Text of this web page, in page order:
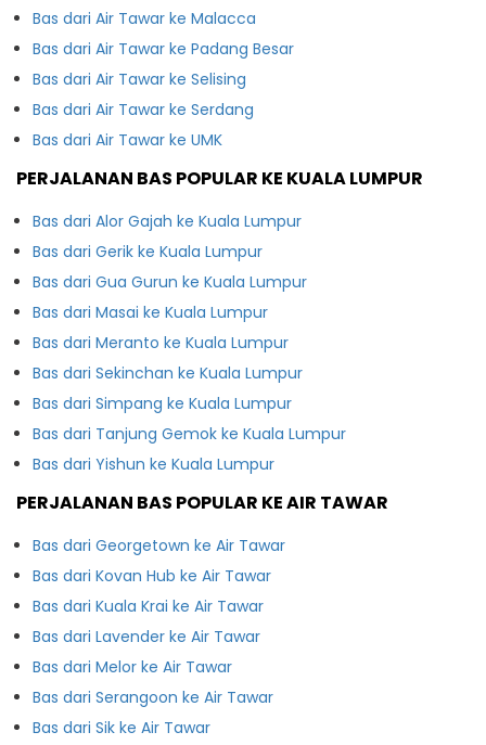
Bas dari Air Tawar ke Malacca
Bas dari Air Tawar ke Padang Besar
Bas dari Air Tawar ke Selising
Bas dari Air Tawar ke Serdang
Bas dari Air Tawar ke UMK
PERJALANAN BAS POPULAR KE KUALA LUMPUR
Bas dari Alor Gajah ke Kuala Lumpur
Bas dari Gerik ke Kuala Lumpur
Bas dari Gua Gurun ke Kuala Lumpur
Bas dari Masai ke Kuala Lumpur
Bas dari Meranto ke Kuala Lumpur
Bas dari Sekinchan ke Kuala Lumpur
Bas dari Simpang ke Kuala Lumpur
Bas dari Tanjung Gemok ke Kuala Lumpur
Bas dari Yishun ke Kuala Lumpur
PERJALANAN BAS POPULAR KE AIR TAWAR
Bas dari Georgetown ke Air Tawar
Bas dari Kovan Hub ke Air Tawar
Bas dari Kuala Krai ke Air Tawar
Bas dari Lavender ke Air Tawar
Bas dari Melor ke Air Tawar
Bas dari Serangoon ke Air Tawar
Bas dari Sik ke Air Tawar